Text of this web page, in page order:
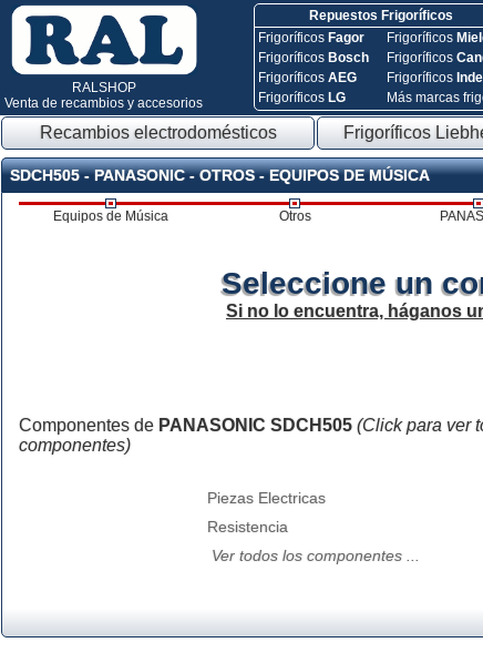
RALSHOP
Venta de recambios y accesorios
Repuestos Frigoríficos
Frigoríficos Fagor
Frigoríficos Bosch
FrigoríficosAEG
Frigoríficos LG
Frigoríficos
Frigoríficos
Frigoríficos
Más marcas
Recambios electrodomésticos Frigoríficos
SDCH505 - PANASONIC - OTROS - EQUIPOS DE MÚSICA
Equipos de Música Otros
Seleccione un
Si no lo encuentra, háganos
Componentes de PANASONIC SDCH505 (Click para ver
componentes)
Piezas Electricas
Resistencia
Ver todos los componentes ...